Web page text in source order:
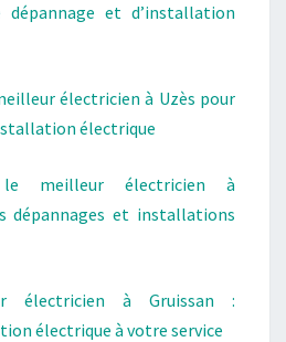
et d’installation
électricien à Uzès pour
électrique
meilleur électricien à
dépannages et installations
électricien à Gruissan :
électrique à votre service